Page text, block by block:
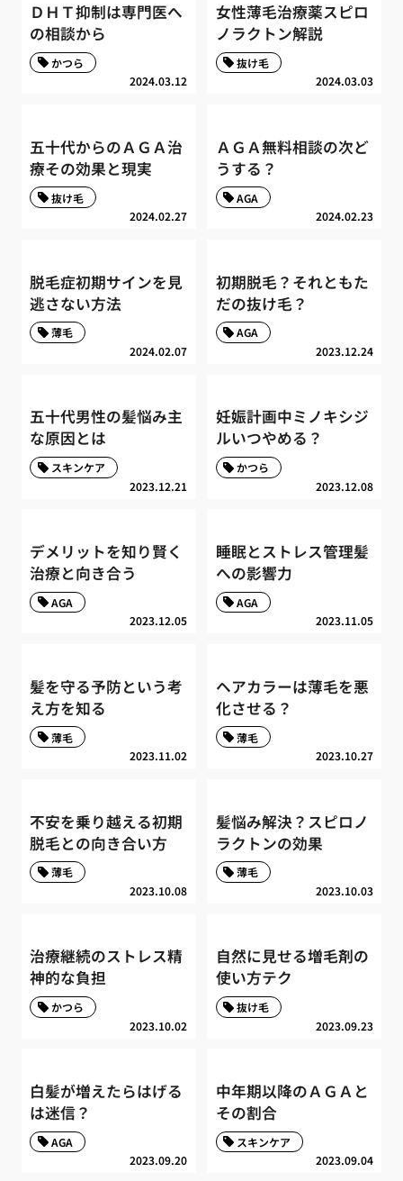
ＤＨＴ抑制は専門医へ
の相談から
2024.03.12
かつら
女性薄毛治療薬スピロ
ノラクトン解説
2024.03.03
抜け毛
五十代からのＡＧＡ治
療その効果と現実
2024.02.27
抜け毛
ＡＧＡ無料相談の次ど
うする？
2024.02.23
AGA
脱毛症初期サインを見
逃さない方法
2024.02.07
薄毛
初期脱毛？それともた
だの抜け毛？
2023.12.24
AGA
五十代男性の髪悩み主
な原因とは
2023.12.21
スキンケア
妊娠計画中ミノキシジ
ルいつやめる？
2023.12.08
かつら
デメリットを知り賢く
治療と向き合う
2023.12.05
AGA
睡眠とストレス管理髪
への影響力
2023.11.05
AGA
髪を守る予防という考
え方を知る
2023.11.02
薄毛
ヘアカラーは薄毛を悪
化させる？
2023.10.27
薄毛
不安を乗り越える初期
脱毛との向き合い方
2023.10.08
薄毛
髪悩み解決？スピロノ
ラクトンの効果
2023.10.03
薄毛
治療継続のストレス精
神的な負担
2023.10.02
かつら
自然に見せる増毛剤の
使い方テク
2023.09.23
抜け毛
白髪が増えたらはげる
は迷信？
2023.09.20
AGA
中年期以降のＡＧＡと
その割合
2023.09.04
スキンケア